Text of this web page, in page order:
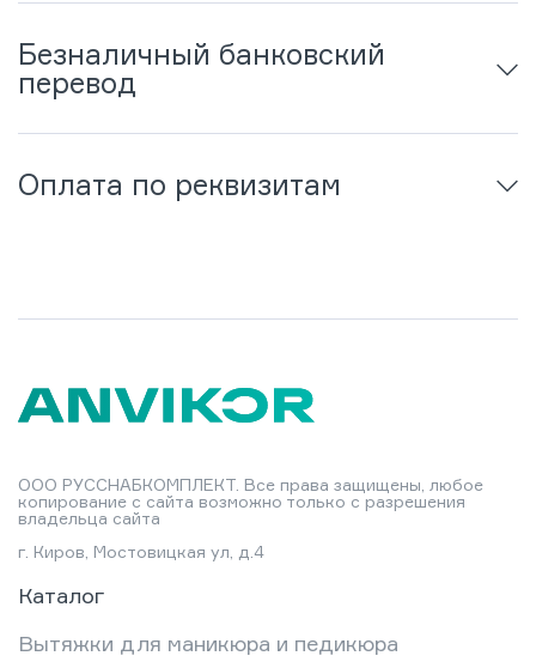
Безналичный банковский
перевод
Оплата по реквизитам
ООО РУССНАБКОМПЛЕКТ. Все права защищены, любое
копирование с сайта возможно только с разрешения
владельца сайта
г. Киров, Мостовицкая ул, д.4
Каталог
Вытяжки для маникюра и педикюра